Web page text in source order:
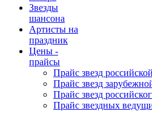
Звезды
шансона
Артисты на
праздник
Цены -
прайсы
Прайс звезд
Прайс звезд
Прайс звезд
Прайс звездных